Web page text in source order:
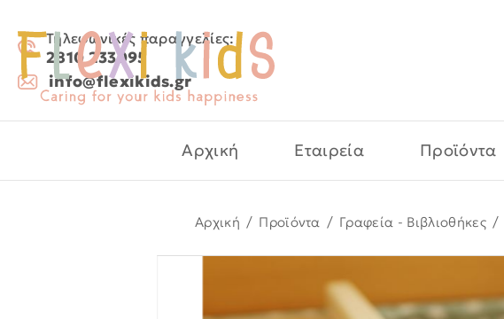
Τηλεφωνικές παραγγελίες:
2810 233095
info@flexikids.gr
Αρχική Εταιρεία Προϊόντα
Αρχική / Προϊόντα / Γραφεία - Βιβλιοθήκες /